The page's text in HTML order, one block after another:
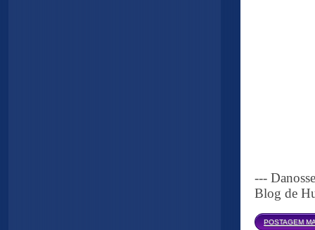
---
Blog de
POSTAGEM